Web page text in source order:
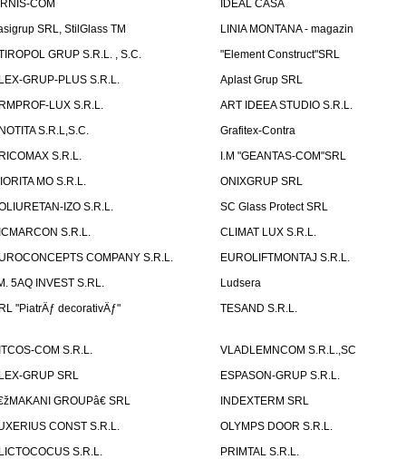
COM
IDEAL CASA
SRL, StilGlass TM
LINIA MONTANA - magazin
GRUP S.R.L. , S.C.
"Element Construct"SRL
GRUP-PLUS S.R.L.
Aplast Grup SRL
LUX S.R.L.
ART IDEEA STUDIO S.R.L.
S.R.L,S.C.
Grafitex-Contra
S.R.L.
I.M "GEANTAS-COM"SRL
MO S.R.L.
ONIXGRUP SRL
IZO S.R.L.
SC Glass Protect SRL
S.R.L.
CLIMAT LUX S.R.L.
COMPANY S.R.L.
EUROLIFTMONTAJ S.R.L.
5AQ INVEST S.RL.
Ludsera
"PiatrÄƒ decorativÄƒ"
TESAND S.R.L.
COM S.R.L.
VLADLEMNCOM S.R.L.,SC
GRUP SRL
ESPASON-GRUP S.R.L.
GROUPâ€ SRL
INDEXTERM SRL
CONST S.R.L.
OLYMPS DOOR S.R.L.
S.R.L.
PRIMTAL S.R.L.